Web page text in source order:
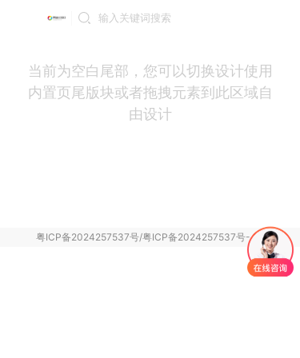
当前为空白尾部，您可以切换设计使用
内置页尾版块或者拖拽元素到此区域自
由设计
粤ICP备2024257537号/粤ICP备2024257537号-4